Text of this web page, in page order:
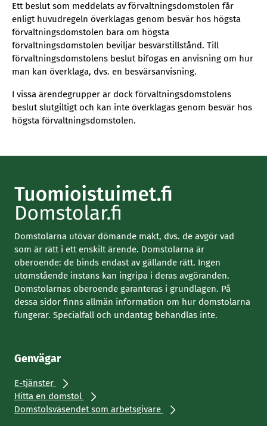
Ett beslut som meddelats av förvaltningsdomstolen får
enligt huvudregeln överklagas genom besvär hos högsta
förvaltningsdomstolen bara om högsta
förvaltningsdomstolen beviljar besvärstillstånd. Till
förvaltningsdomstolens beslut bifogas en anvisning om hur
man kan överklaga, dvs. en besvärsanvisning.
I vissa ärendegrupper är dock förvaltningsdomstolens
beslut slutgiltigt och kan inte överklagas genom besvär hos
högsta förvaltningsdomstolen.
Domstolarna utövar dömande makt, dvs. de avgör vad
som är rätt i ett enskilt ärende. Domstolarna är
oberoende: de binds endast av gällande rätt. Ingen
utomstående instans kan ingripa i deras avgöranden.
Domstolarnas oberoende garanteras i grundlagen. På
dessa sidor finns allmän information om hur domstolarna
fungerar. Specialfall och undantag behandlas inte.
Genvägar
E-tjänster
Hitta en domstol
Domstolsväsendet som arbetsgivare